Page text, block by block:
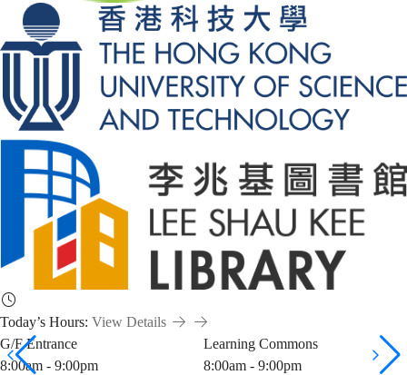
Today’s Hours: View Details
G/F Entrance
8:00am - 9:00pm
Learning Commons
8:00am - 9:00pm